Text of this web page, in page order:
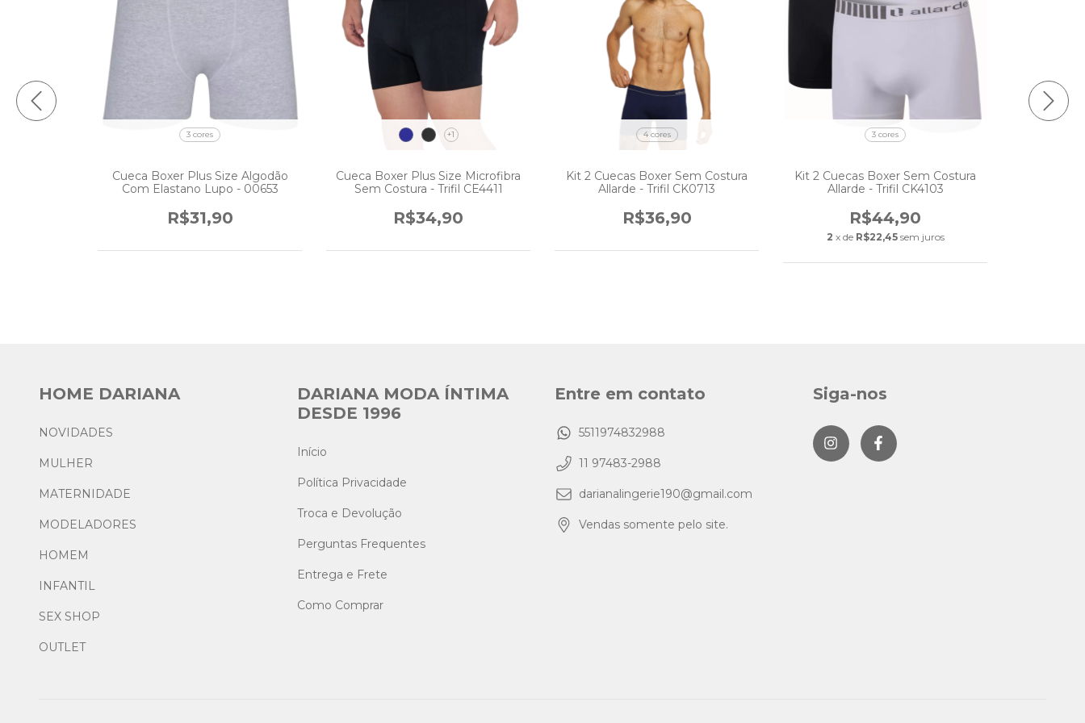
3 cores
Cueca Boxer Plus Size Algodão
Com Elastano Lupo - 00653
R$31,90
+1
Cueca Boxer Plus Size Microfibra
Sem Costura - Trifil CE4411
R$34,90
4 cores
Kit 2 Cuecas Boxer Sem Costura
Allarde - Trifil CK0713
R$36,90
3 cores
Kit 2 Cuecas Boxer Sem Costura
Allarde - Trifil CK4103
R$44,90
2 x de R$22,45 sem juros
HOME DARIANA
NOVIDADES
MULHER
MATERNIDADE
MODELADORES
HOMEM
INFANTIL
SEX SHOP
OUTLET
DARIANA MODA ÍNTIMA
DESDE 1996
Início
Política Privacidade
Troca e Devolução
Perguntas Frequentes
Entrega e Frete
Como Comprar
Entre em contato
5511974832988
11 97483-2988
darianalingerie190@gmail.com
Vendas somente pelo site.
Siga-nos